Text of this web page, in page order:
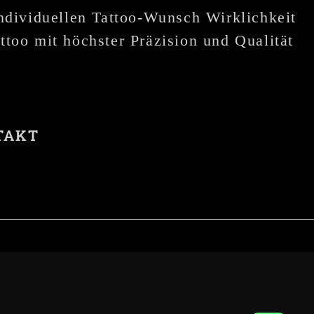
Tattoo-Wunsch Wirklichkeit
mit höchster Präzision und Qualität